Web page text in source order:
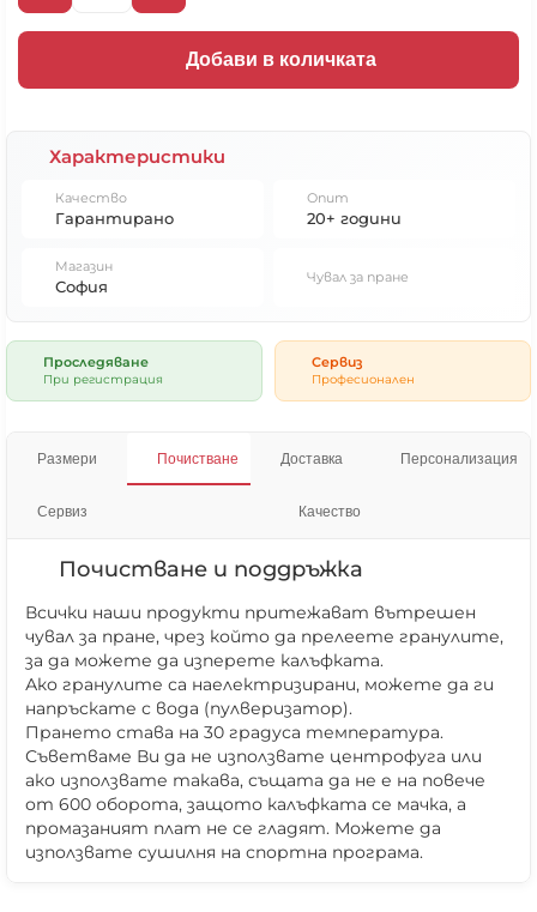
Добави в количката
Характеристики
Качество
Гарантирано
Опит
20+ години
Магазин
София Чувал за пране
Проследяване
При регистрация
Сервиз
Професионален
Размери Почистване Доставка Персонализация
Сервиз Качество
Почистване и поддръжка
Всички наши продукти притежават вътрешен
чувал за пране, чрез който да прелеете гранулите,
за да можете да изперете калъфката.
Ако гранулите са наелектризирани, можете да ги
напръскате с вода (пулверизатор).
Прането става на 30 градуса температура.
Съветваме Ви да не използвате центрофуга или
ако използвате такава, същата да не е на повече
от 600 оборота, защото калъфката се мачка, а
промазаният плат не се гладят. Можете да
използвате сушилня на спортна програма.